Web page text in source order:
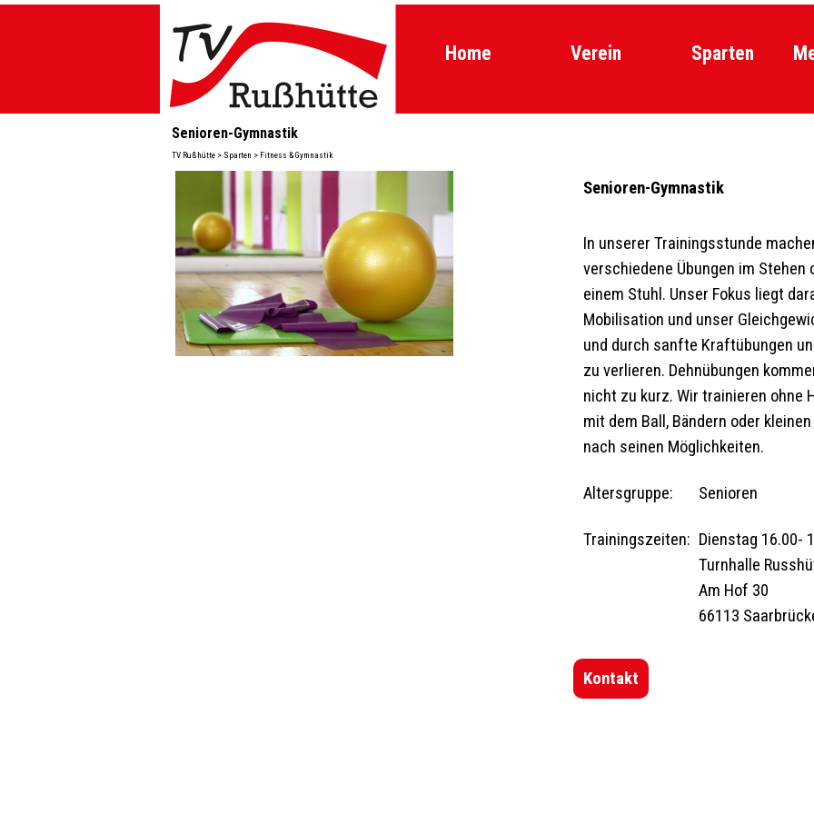
Direkt zum Seiteninhalt
Menü
Home Verein ▼
Sparten
Senioren-Gymnastik
TV Rußhütte > Sparten > Fitness & Gymnastik
Senioren-Gymnastik
In unserer Trainingsstunde
verschiedene Übungen im
einem Stuhl. Unser Fokus liegt
Mobilisation und unser
und durch sanfte Kraftübungen
zu verlieren. Dehnübungen
nicht zu kurz. Wir trainieren ohne
mit dem Ball, Bändern oder
nach seinen Möglichkeiten.
Altersgruppe: Senioren
Trainingszeiten: Dienstag 16.00-
Turnhalle
Am Hof 30
66113
Kontakt